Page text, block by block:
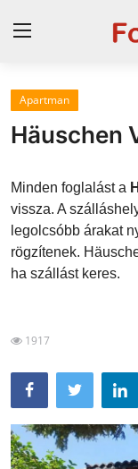
Horvát tengerpart
Horvátország
Szállások a
Blog
Apartman
Häuschen
Minden foglalást a
vissza. A
legolcsóbb árakat
rögzítenek.
ha szállást keres.
1917